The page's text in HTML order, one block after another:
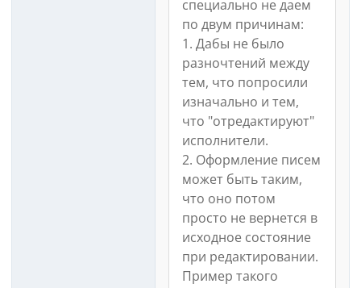
специально не даем
по двум причинам:
1. Дабы не было
разночтений между
тем, что попросили
изначально и тем,
что "отредактируют"
исполнители.
2. Оформление писем
может быть таким,
что оно потом
просто не вернется в
исходное состояние
при редактировании.
Пример такого